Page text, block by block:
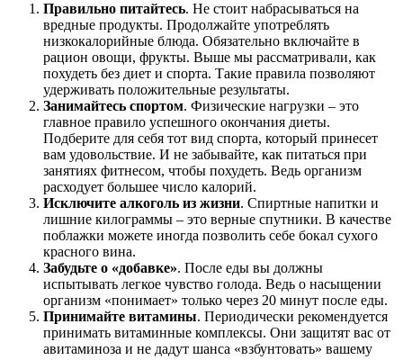
Правильно питайтесь. Не стоит набрасываться на
вредные продукты. Продолжайте употреблять
низкокалорийные блюда. Обязательно включайте в
рацион овощи, фрукты. Выше мы рассматривали, как
похудеть без диет и спорта. Такие правила позволяют
удерживать положительные результаты.
Занимайтесь спортом. Физические нагрузки – это
главное правило успешного окончания диеты.
Подберите для себя тот вид спорта, который принесет
вам удовольствие. И не забывайте, как питаться при
занятиях фитнесом, чтобы похудеть. Ведь организм
расходует большее число калорий.
Исключите алкоголь из жизни. Спиртные напитки и
лишние килограммы – это верные спутники. В качестве
поблажки можете иногда позволить себе бокал сухого
красного вина.
Забудьте о «добавке». После еды вы должны
испытывать легкое чувство голода. Ведь о насыщении
организм «понимает» только через 20 минут после еды.
Принимайте витамины. Периодически рекомендуется
принимать витаминные комплексы. Они защитят вас от
авитаминоза и не дадут шанса «взбунтовать» вашему